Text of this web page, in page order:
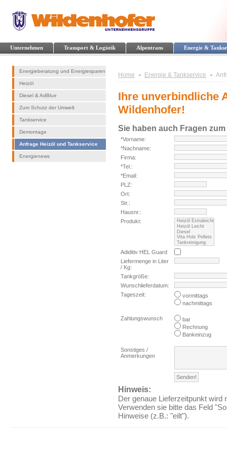
Unternehmen Transport & Logistik Alpentrans Energie &
Energieberatung und Energiesparen
Heizöl
Diesel & AdBlue
Zum Schutz der Umwelt
Tankservice
Demontage
Anfrage Heizöl und Tankservice
Energienews
Home Energie & Tankservice
Ihre unverbindliche
Wildenhofer!
Sie haben auch Fragen
*Vorname:
*Nachname:
Firma:
*Tel.:
*Email:
PLZ:
Ort:
Str.:
Hausnr.:
Produkt:
Adiditiv HEL Guard
Liefermenge in Liter
/ Kg:
Tankgröße:
Wunschlieferdatum:
Tageszeit:
vormittags
nachmittags
Zahlungswunsch
bar
Rechnung
Bankeinzug
Sonstiges /
Anmerkungen
Hinweis:
Der genaue Lieferzeitpunkt wird
Verwenden sie bitte das Feld
Hinweise (z.B.: "eilt").